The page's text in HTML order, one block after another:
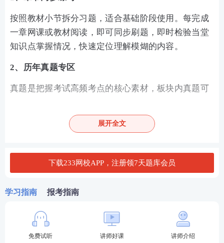
按照教材小节拆分习题，适合基础阶段使用。每完成
一章网课或教材阅读，即可同步刷题，即时检验当堂
知识点掌握情况，快速定位理解模煳的内容。
2、历年真题专区
真题是把握考试高频考点的核心素材，板块内真题可
题总结高频考点、多选题常设陷阱、案例题做题思
路，熟悉考试常规难度。基础题库内近年基础真题可
3、专项突破训练
针对经济基础计算题、实务案例分析、易混淆概念等
习时难点反复丢分。
4、全真模拟模考
展开全文
下载233网校APP，注册领7天题库会员
学习指南 报考指南
免费试听 讲师好课 讲师介绍